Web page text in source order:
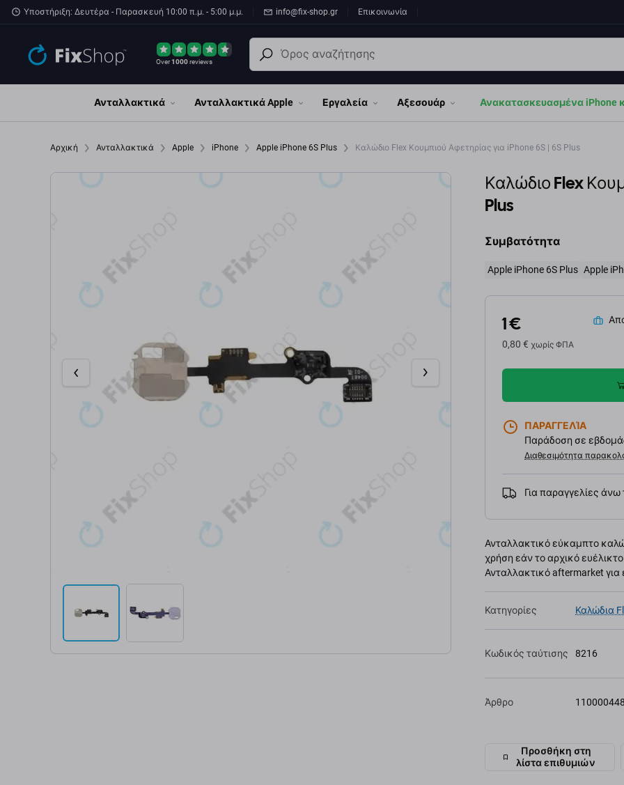
Παράβλεψη στο κύριο περιεχόμενο
Υποστήριξη: Δευτέρα - Παρασκευή 10:00 π.μ. - 5:00 μ.μ. info@fix-shop.gr Επικοινωνία
Over1000reviews
Ανταλλακτικά Ανταλλακτικά Apple Εργαλεία Αξεσουάρ Ανακατασκευασμένα iPhone
Αρχική Ανταλλακτικά Apple iPhone Apple iPhone 6S Plus Καλώδιο Flex Κουμπιού Αφετηρίας για iPhone 6S | 6S Plus
Καλώδιο Flex
Plus
Συμβατότητα
Apple iPhone 6S Plus Apple
1 €
0,80 € χωρίς ΦΠΑ
ΠΑΡΑΓΓΕΛΊΑ
Παράδοση σε
Διαθεσιμότητα
Για παραγγελίες
Ανταλλακτικό εύκαμπτο
χρήση εάν το αρχικό
Ανταλλακτικό aftermarket για
Κατηγορίες Καλώδια
Κωδικός ταύτισης 8216
Άρθρο
Προσθήκη στη
λίστα επιθυμιών